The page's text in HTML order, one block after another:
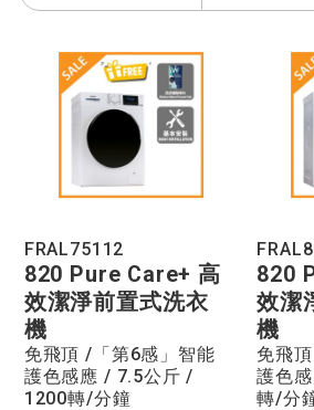
FRAL75112
820 Pure Care+ 高
效潔淨前置式洗衣
機
免飛頂 /「第6感」智能
護色感應 / 7.5公斤 /
1200轉/分鐘
820
效潔
機
免飛
護色
轉/分